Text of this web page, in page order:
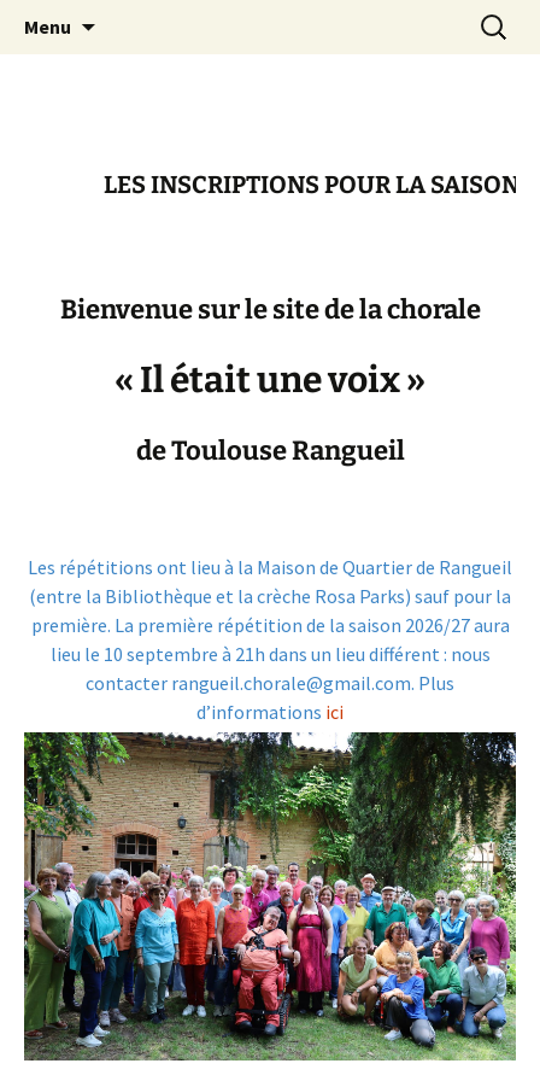
Il était une voix
Chorale de Rangueil
Menu
LES INSCRIPTIONS POUR LA SAISON
Bienvenue sur le site de la chorale
« Il était une voix »
de Toulouse Rangueil
Les répétitions ont lieu à la Maison de Quartier de Rangueil
(entre la Bibliothèque et la crèche Rosa Parks) sauf pour la
première. La première répétition de la saison 2026/27 aura
lieu le 10 septembre à 21h dans un lieu différent : nous
contacter rangueil.chorale@gmail.com. Plus
d’informations ici